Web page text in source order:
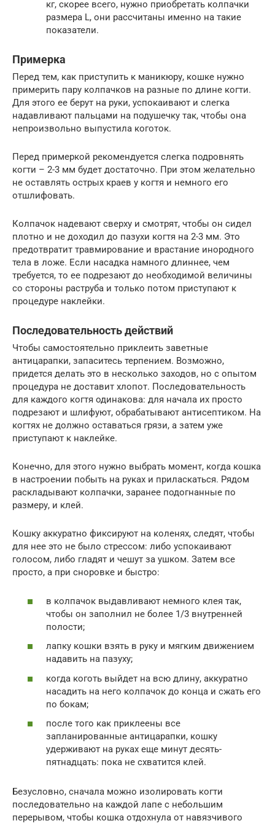
кг, скорее всего, нужно приобретать колпачки
размера L, они рассчитаны именно на такие
показатели.
Примерка
Перед тем, как приступить к маникюру, кошке нужно
примерить пару колпачков на разные по длине когти.
Для этого ее берут на руки, успокаивают и слегка
надавливают пальцами на подушечку так, чтобы она
непроизвольно выпустила коготок.
Перед примеркой рекомендуется слегка подровнять
когти – 2-3 мм будет достаточно. При этом желательно
не оставлять острых краев у когтя и немного его
отшлифовать.
Колпачок надевают сверху и смотрят, чтобы он сидел
плотно и не доходил до пазухи когтя на 2-3 мм. Это
предотвратит травмирование и врастание инородного
тела в ложе. Если насадка намного длиннее, чем
требуется, то ее подрезают до необходимой величины
со стороны раструба и только потом приступают к
процедуре наклейки.
Последовательность действий
Чтобы самостоятельно приклеить заветные
антицарапки, запаситесь терпением. Возможно,
придется делать это в несколько заходов, но с опытом
процедура не доставит хлопот. Последовательность
для каждого когтя одинакова: для начала их просто
подрезают и шлифуют, обрабатывают антисептиком. На
когтях не должно оставаться грязи, а затем уже
приступают к наклейке.
Конечно, для этого нужно выбрать момент, когда кошка
в настроении побыть на руках и приласкаться. Рядом
раскладывают колпачки, заранее подогнанные по
размеру, и клей.
Кошку аккуратно фиксируют на коленях, следят, чтобы
для нее это не было стрессом: либо успокаивают
голосом, либо гладят и чешут за ушком. Затем все
просто, а при сноровке и быстро:
в колпачок выдавливают немного клея так,
чтобы он заполнил не более 1/3 внутренней
полости;
лапку кошки взять в руку и мягким движением
надавить на пазуху;
когда коготь выйдет на всю длину, аккуратно
насадить на него колпачок до конца и сжать его
по бокам;
после того как приклеены все
запланированные антицарапки, кошку
удерживают на руках еще минут десять-
пятнадцать: пока не схватится клей.
Безусловно, сначала можно изолировать когти
последовательно на каждой лапе с небольшим
перерывом, чтобы кошка отдохнула от навязчивого